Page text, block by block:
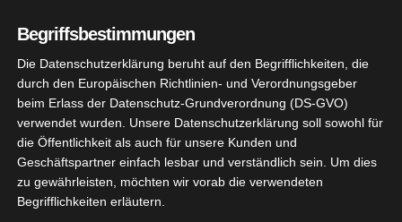
Juli 2020 wird die Corona-Verordnung weiter
gelockert. Für den Sportbetrieb wurde die Corona-
Verordnung Sport…
Neueste Beiträge
Begriffsbestimmungen
Die Datenschutzerklärung beruht auf den Begrifflichkeiten, die
durch den Europäischen Richtlinien- und Verordnungsgeber
beim Erlass der Datenschutz-Grundverordnung (DS-GVO)
verwendet wurden. Unsere Datenschutzerklärung soll sowohl für
die Öffentlichkeit als auch für unsere Kunden und
Geschäftspartner einfach lesbar und verständlich sein. Um dies
zu gewährleisten, möchten wir vorab die verwendeten
Begrifflichkeiten erläutern.